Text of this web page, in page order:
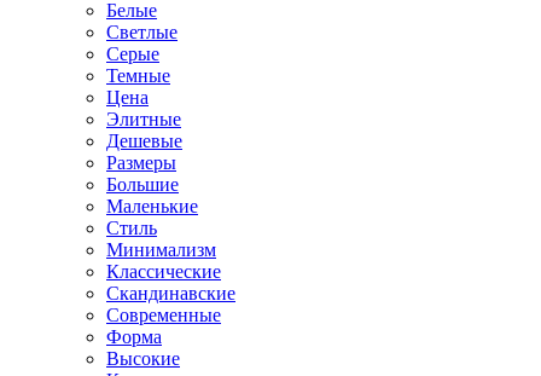
Белые
Светлые
Серые
Темные
Цена
Элитные
Дешевые
Размеры
Большие
Маленькие
Стиль
Минимализм
Классические
Скандинавские
Современные
Форма
Высокие